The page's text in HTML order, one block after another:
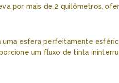
por mais de 2 quilômetros,
esfera perfeitamente
um fluxo de tinta